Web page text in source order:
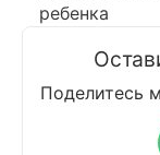
ребенка
Поделитесь